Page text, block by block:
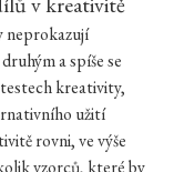
neprokazují
a spíše se
kreativity,
užití
rovni, ve výše